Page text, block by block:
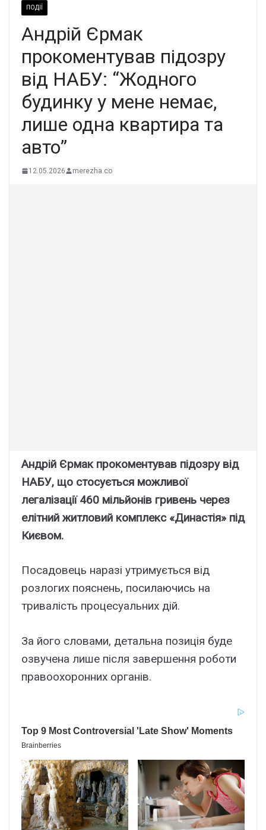
ПОДІЇ
Андрій Єрмак
прокоментував підозру
від НАБУ: “Жодного
будинку у мене немає,
лише одна квартира та
авто”
12.05.2026 merezha.co
Андрій Єрмак прокоментував підозру від
НАБУ, що стосується можливої
легалізації 460 мільйонів гривень через
елітний житловий комплекс «Династія» під
Києвом.
Посадовець наразі утримується від
розлогих пояснень, посилаючись на
тривалість процесуальних дій.
За його словами, детальна позиція буде
озвучена лише після завершення роботи
правоохоронних органів.